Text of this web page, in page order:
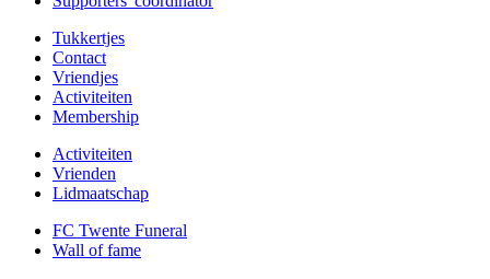
Tukkertjes
Contact
Vriendjes
Activiteiten
Membership
Activiteiten
Vrienden
Lidmaatschap
FC Twente Funeral
Wall of fame